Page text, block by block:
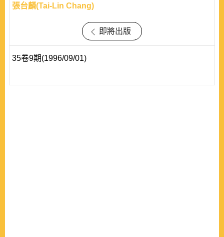
張台麟(Tai-Lin Chang)
即將出版
35卷9期(1996/09/01)